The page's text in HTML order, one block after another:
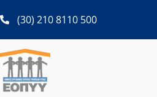
(30) 210 8110 500ανοίγει σε